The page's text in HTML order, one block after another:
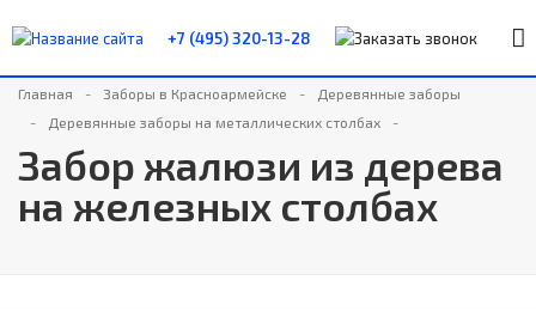
+7 (495)320-13-28
Главная Заборы в Красноармейске
Деревянные заборы
Деревянные заборы на металлических столбах
Забор жалюзи из дерева
на железных столбах